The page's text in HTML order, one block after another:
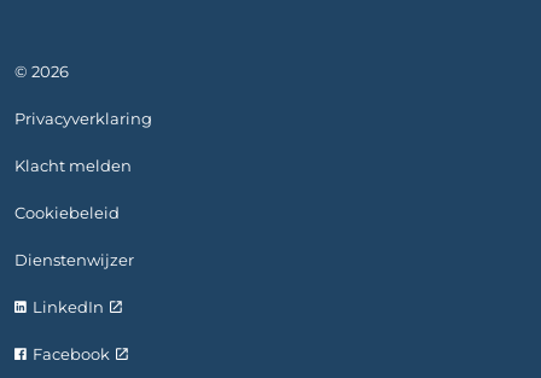
© 2026
Privacyverklaring
Klacht melden
Cookiebeleid
Dienstenwijzer
LinkedIn
Facebook